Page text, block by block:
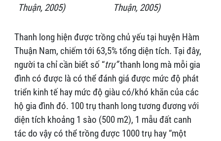
Thuận, 2005)
Thuận, 2005)
Thanh long hiện được trồng chủ yếu tại huyện Hàm
Thuận Nam, chiếm tới 63,5% tổng diện tích. Tại đây,
người ta chỉ cần biết số “trụ”thanh long mà mỗi gia
đình có được là có thể đánh giá được mức độ phát
triển kinh tế hay mức độ giàu có/khó khăn của các
hộ gia đình đó. 100 trụ thanh long tương đương với
diện tích khoảng 1 sào (500 m2), 1 mẫu đất canh
tác do vậy có thể trồng được 1000 trụ hay “một